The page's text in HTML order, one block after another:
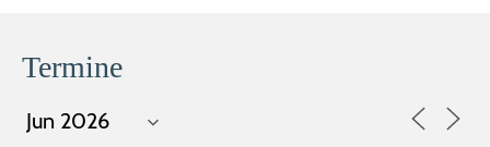
Termine